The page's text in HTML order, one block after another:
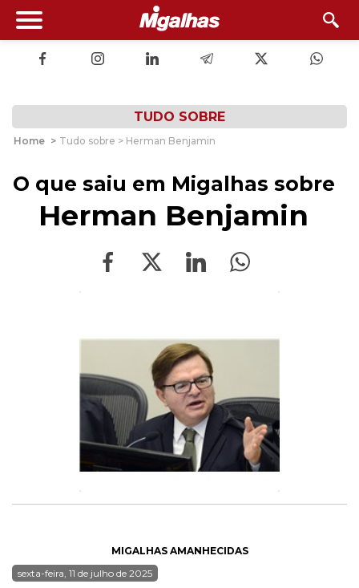
TUDO SOBRE
Home > Tudo sobre > Herman Benjamin
O que saiu em Migalhas sobre
Herman Benjamin
MIGALHAS AMANHECIDAS
sexta-feira, 11 de julho de 2025